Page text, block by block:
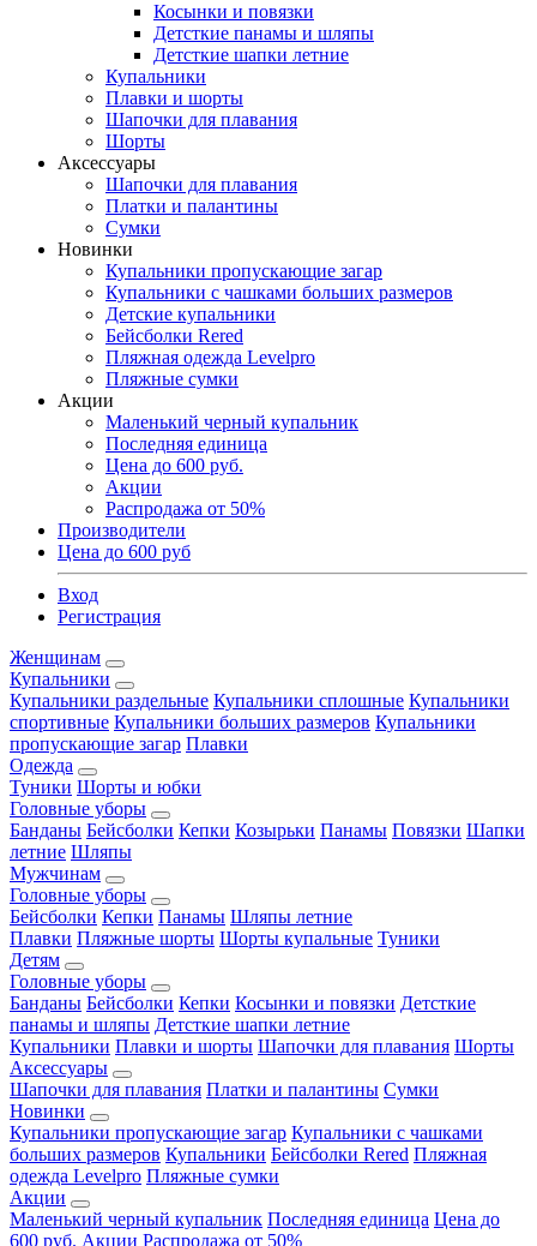
Косынки и повязки
Детсткие панамы и шляпы
Детсткие шапки летние
Купальники
Плавки и шорты
Шапочки для плавания
Шорты
Аксессуары
Шапочки для плавания
Платки и палантины
Сумки
Новинки
Купальники пропускающие загар
Купальники с чашками больших размеров
Детские купальники
Бейсболки Rered
Пляжная одежда Levelpro
Пляжные сумки
Акции
Маленький черный купальник
Последняя единица
Цена до 600 руб.
Акции
Распродажа от 50%
Производители
Цена до 600 руб
Вход
Регистрация
Женщинам
Купальники
Купальники раздельные Купальники сплошные Купальники
спортивные Купальники больших размеров Купальники
пропускающие загар Плавки
Одежда
Туники Шорты и юбки
Головные уборы
Банданы Бейсболки Кепки Козырьки Панамы Повязки Шапки
летние Шляпы
Мужчинам
Головные уборы
Бейсболки Кепки Панамы Шляпы летние
Плавки Пляжные шорты Шорты купальные Туники
Детям
Головные уборы
Банданы Бейсболки Кепки Косынки и повязки Детсткие
панамы и шляпы Детсткие шапки летние
Купальники Плавки и шорты Шапочки для плавания Шорты
Аксессуары
Шапочки для плавания Платки и палантины Сумки
Новинки
Купальники пропускающие загар Купальники с чашками
больших размеров Купальники Бейсболки Rered Пляжная
одежда Levelpro Пляжные сумки
Акции
Маленький черный купальник Последняя единица Цена до
600 руб. Акции Распродажа от 50%